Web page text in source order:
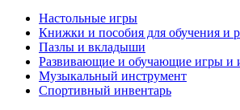
Настольные игры
Книжки и пособия для обучения и
Пазлы и вкладыши
Развивающие и обучающие игры и
Музыкальный инструмент
Спортивный инвентарь